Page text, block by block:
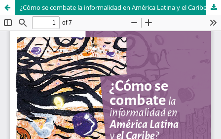
SISTEMA DE
BIBLIOTECAS
DEPARTAMENTO DE
ECONOMÍA
¿Cómo se combate la informalidad en América Latina y el Caribe?